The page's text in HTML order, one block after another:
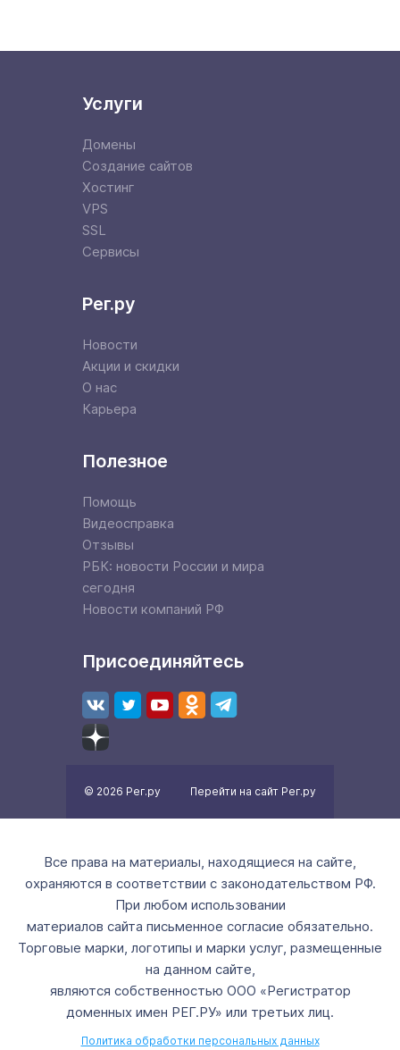
Услуги
Домены
Создание сайтов
Хостинг
VPS
SSL
Сервисы
Рег.ру
Новости
Акции и скидки
О нас
Карьера
Полезное
Помощь
Видеосправка
Отзывы
РБК: новости России и мира
сегодня
Новости компаний РФ
Присоединяйтесь
© 2026 Рег.ру Перейти на сайт Рег.ру
Все права на материалы, находящиеся на сайте,
охраняются в соответствии с законодательством РФ.
При любом использовании
материалов сайта письменное согласие обязательно.
Торговые марки, логотипы и марки услуг, размещенные
на данном сайте,
являются собственностью ООО «Регистратор
доменных имен РЕГ.РУ» или третьих лиц.
Политика обработки персональных данных